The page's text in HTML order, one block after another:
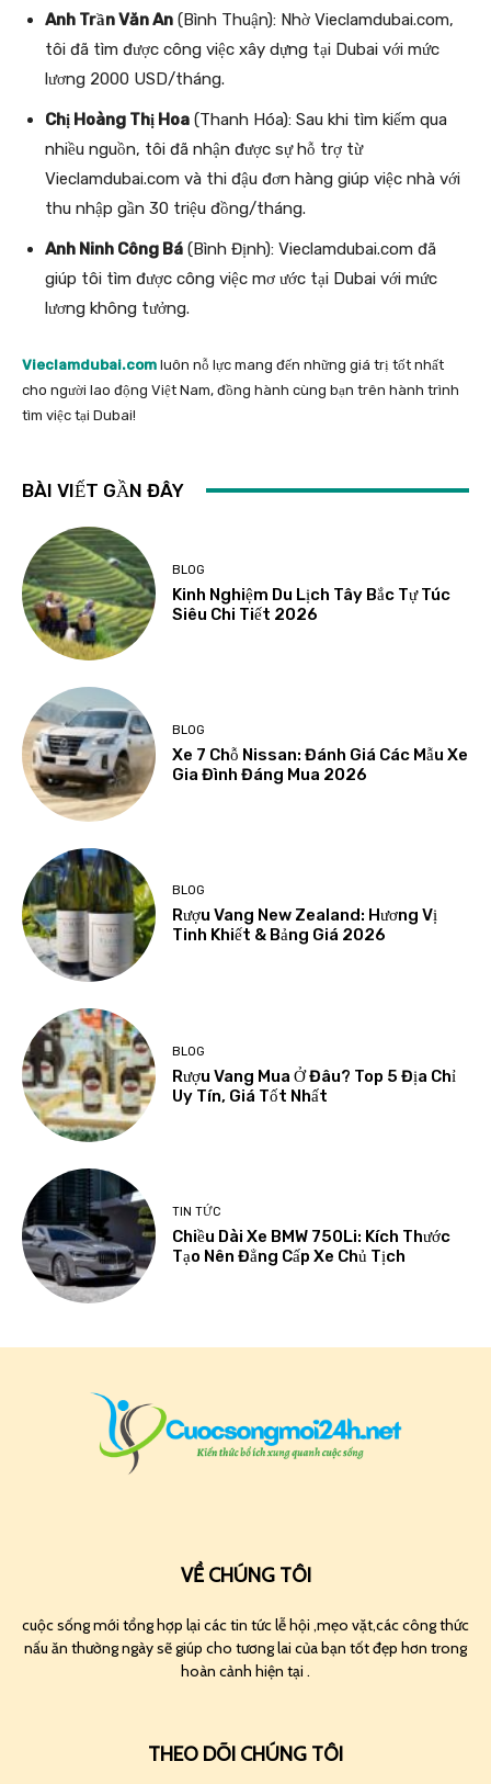
Anh Trần Văn An (Bình Thuận): Nhờ Vieclamdubai.com,
tôi đã tìm được công việc xây dựng tại Dubai với mức
lương 2000 USD/tháng.
Chị Hoàng Thị Hoa (Thanh Hóa): Sau khi tìm kiếm qua
nhiều nguồn, tôi đã nhận được sự hỗ trợ từ
Vieclamdubai.com và thi đậu đơn hàng giúp việc nhà với
thu nhập gần 30 triệu đồng/tháng.
Anh Ninh Công Bá (Bình Định): Vieclamdubai.com đã
giúp tôi tìm được công việc mơ ước tại Dubai với mức
lương không tưởng.
Vieclamdubai.com luôn nỗ lực mang đến những giá trị tốt nhất
cho người lao động Việt Nam, đồng hành cùng bạn trên hành trình
tìm việc tại Dubai!
BÀI VIẾT GẦN ĐÂY
BLOG
Kinh Nghiệm Du Lịch Tây Bắc Tự Túc
Siêu Chi Tiết 2026
BLOG
Xe 7 Chỗ Nissan: Đánh Giá Các Mẫu Xe
Gia Đình Đáng Mua 2026
BLOG
Rượu Vang New Zealand: Hương Vị
Tinh Khiết & Bảng Giá 2026
BLOG
Rượu Vang Mua Ở Đâu? Top 5 Địa Chỉ
Uy Tín, Giá Tốt Nhất
TIN TỨC
Chiều Dài Xe BMW 750Li: Kích Thước
Tạo Nên Đẳng Cấp Xe Chủ Tịch
VỀ CHÚNG TÔI
cuộc sống mới tổng hợp lại các tin tức lễ hội ,mẹo vặt,các công thức
nấu ăn thường ngày sẽ giúp cho tương lai của bạn tốt đẹp hơn trong
hoàn cảnh hiện tại .
THEO DÕI CHÚNG TÔI